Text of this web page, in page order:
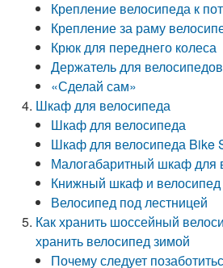
Крепление велосипеда к
Крепление за раму
Крюк для переднего колеса
Держатель для
«Сделай сам»
Шкаф для велосипеда
Шкаф для велосипеда
Шкаф для велосипеда Bike
Малогабаритный шкаф для
Книжный шкаф и велосипед
Велосипед под лестницей
Как хранить шоссейный
хранить велосипед зимой
Почему следует